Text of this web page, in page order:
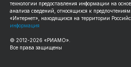
технологии предоставления информации на
анализа сведений, относящихся к предпочтениям
«Интернет», находящихся на территории
информация
© 2012-2026 «РИАМО».
Все права защищены